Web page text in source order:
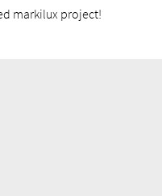
markilux project!